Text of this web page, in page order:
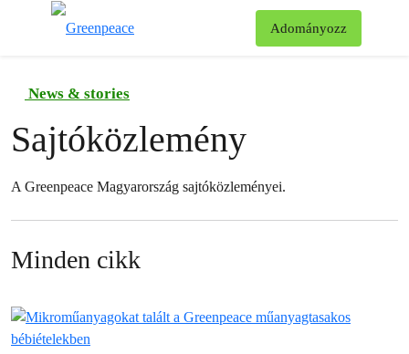
Adományozz
News & stories
Sajtóközlemény
A Greenpeace Magyarország sajtóközleményei.
Minden cikk